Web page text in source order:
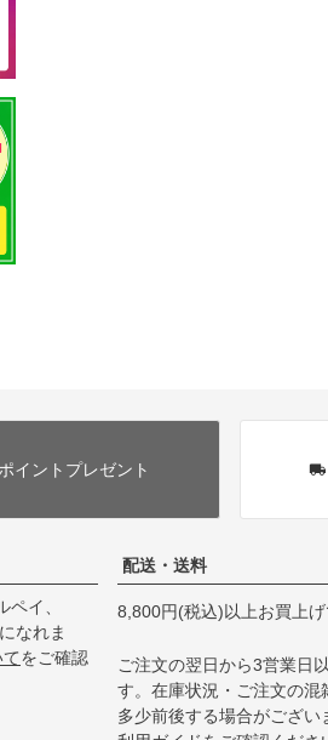
イントプレゼント
イ、
なれま
をご確認
配送・送料
8,800円(税込)以上お買上
ご注文の翌日から3営業日
す。在庫状況・ご注文の混
多少前後する場合がござい